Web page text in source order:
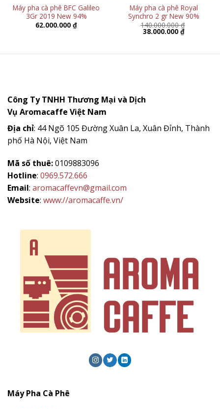
Máy pha cà phê BFC Galileo
3Gr 2019 New 94%
62.000.000 ₫
Máy pha cà phê Royal
Synchro 2 gr New 90%
140.000.000₫
Giá
38.000.000 ₫Giá
38.000.000
Công Ty TNHH Thương Mại và Dịch
Vụ Aromacaffe Việt Nam
Địa chỉ: 44 Ngõ 105 Đường Xuân La, Xuân Đỉnh, Thành
phố Hà Nội, Việt Nam
Mã số thuê:0109883096
Hotline: 0969.572.666
Email: aromacaffevn@gmail.com
Website: www://aromacaffe.vn/
Máy Pha Cà Phê